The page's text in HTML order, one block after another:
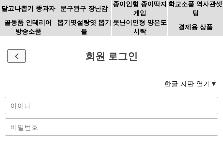
달고나뽑기 똥과자 문구완구 장난감
종이인형 종이딱지
게임
학교소품 역사관셋
팅
골동품 인테리어
방송소품
뽑기엿설탕엿 뽑기
틀
못난이인형 양은도
시락
결제용 상품
회원 로그인
한글 자판 열기